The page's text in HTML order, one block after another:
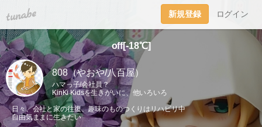
tuna.be 新規登録 ログイン
off[-18℃]
808（やおや/八百屋）
ハマっ子/会社員？
KinKi Kidsを生きがいに、他いろいろ
日々、会社と家の往復、趣味のものつくりはリハビリ中
自由気ままに生きたい